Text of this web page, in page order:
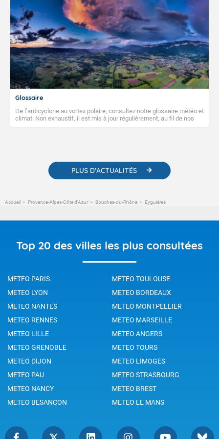
Glossaire
De l’anticyclone au vortex polaire, consultez notre glossaire météo et
climat. Non exhaustif, il est mis à jour régulièrement, au fil de nos
publications. Vous y trouverez également des liens utiles vers nos
PLUS D'ACTUALITÉS
Accueil Provence-Alpes-Côte d'Azur Bouches-du-Rhône Eyguières
Top 20 des villes les plus consultées
METEO PARIS
METEO TOULOUSE
METEO LYON
METEO BORDEAUX
METEO NANTES
METEO MONTPELLIER
METEO RENNES
METEO MARSEILLE
METEO LILLE
METEO ANGERS
METEO GRENOBLE
METEO TOURS
METEO DIJON
METEO LIMOGES
METEO PAU
METEO STRASBOURG
METEO NANCY
METEO BREST
METEO BESANCON
METEO LE MANS